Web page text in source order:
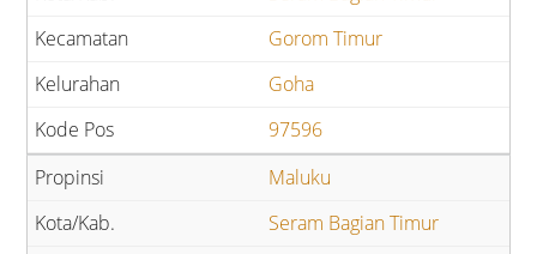
Gorom Timur
Goha
97596
Maluku
Seram Bagian Timur